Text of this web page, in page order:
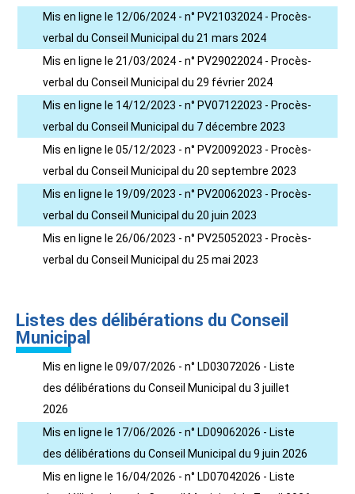
Mis en ligne le 12/06/2024 - n° PV21032024 - Procès-
verbal du Conseil Municipal du 21 mars 2024
Mis en ligne le 21/03/2024 - n° PV29022024 - Procès-
verbal du Conseil Municipal du 29 février 2024
Mis en ligne le 14/12/2023 - n° PV07122023 - Procès-
verbal du Conseil Municipal du 7 décembre 2023
Mis en ligne le 05/12/2023 - n° PV20092023 - Procès-
verbal du Conseil Municipal du 20 septembre 2023
Mis en ligne le 19/09/2023 - n° PV20062023 - Procès-
verbal du Conseil Municipal du 20 juin 2023
Mis en ligne le 26/06/2023 - n° PV25052023 - Procès-
verbal du Conseil Municipal du 25 mai 2023
Listes des délibérations du Conseil
Municipal
Mis en ligne le 09/07/2026 - n° LD03072026 - Liste
des délibérations du Conseil Municipal du 3 juillet
2026
Mis en ligne le 17/06/2026 - n° LD09062026 - Liste
des délibérations du Conseil Municipal du 9 juin 2026
Mis en ligne le 16/04/2026 - n° LD07042026 - Liste